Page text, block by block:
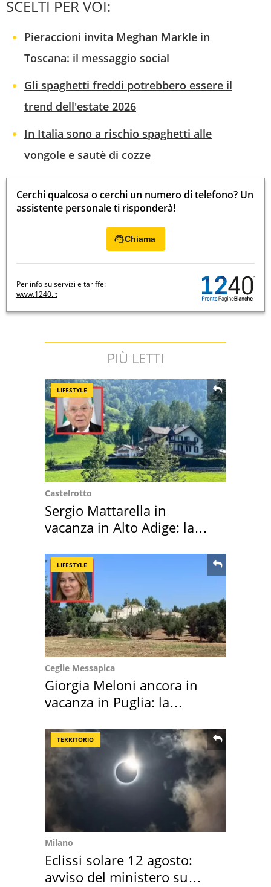
SCELTI PER VOI:
Pieraccioni invita Meghan Markle in
Toscana: il messaggio social
Gli spaghetti freddi potrebbero essere il
trend dell'estate 2026
In Italia sono a rischio spaghetti alle
vongole e sautè di cozze
Cerchi qualcosa o cerchi un numero di telefono? Un
assistente personale ti risponderà!
Chiama
Per info su servizi e tariffe:
www.1240.it
PIÙ LETTI
LIFESTYLE
Castelrotto
Sergio Mattarella in
vacanza in Alto Adige: la
LIFESTYLE
Ceglie Messapica
Giorgia Meloni ancora in
vacanza in Puglia: la
TERRITORIO
Milano
Eclissi solare 12 agosto:
avviso del ministero su